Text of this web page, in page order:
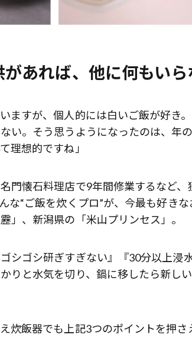
あれば、他に何もいら
ますが、個人的には白いご飯が好き
い。そう思うようになったのは、年
理想的ですね」
門懐石料理店で9年間修業するなど、
な“ご飯を炊くプロ”が、今最も好き
」、新潟県の「米山プリンセス」。
シゴシ研ぎすぎない』『30分以上浸
りと水気を切り、鍋に移したら新し
炊飯器でも上記3つのポイントを押さ
歌舞伎俳
前列ホテ